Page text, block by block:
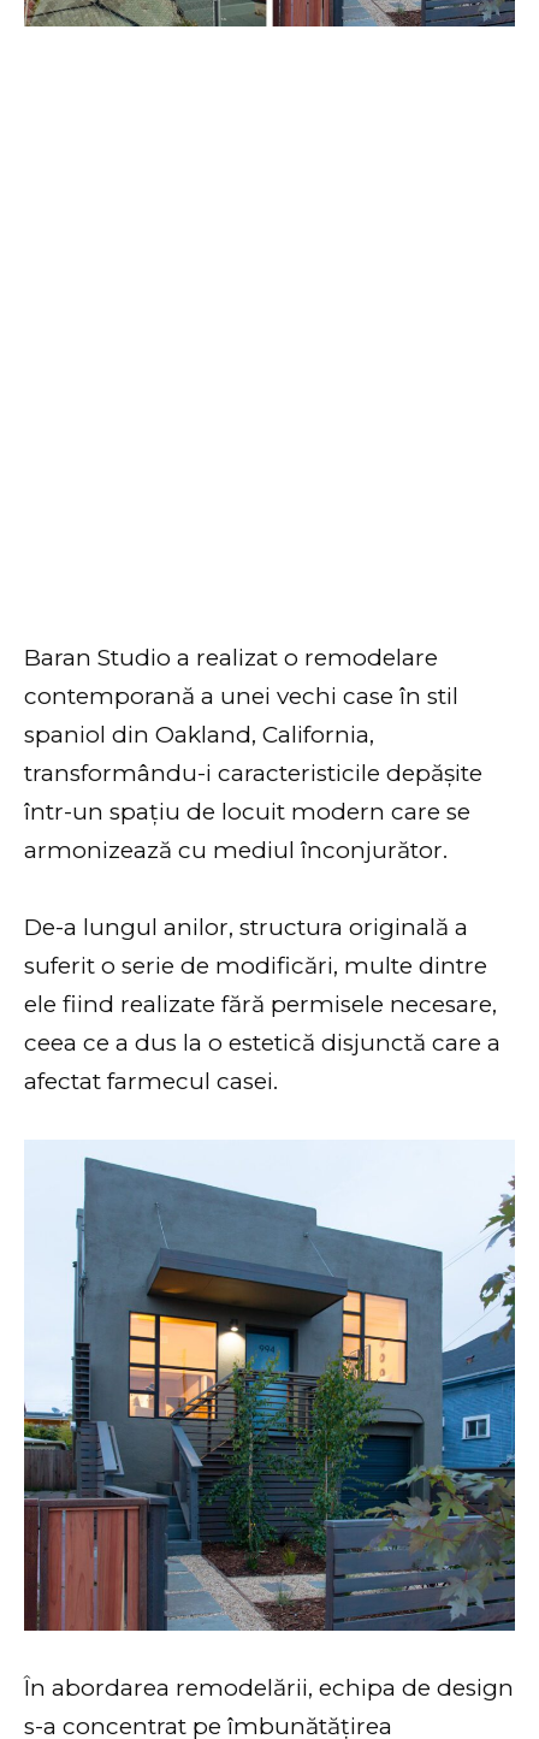
Baran Studio a realizat o remodelare
contemporană a unei vechi case în stil
spaniol din Oakland, California,
transformându-i caracteristicile depășite
într-un spațiu de locuit modern care se
armonizează cu mediul înconjurător.
De-a lungul anilor, structura originală a
suferit o serie de modificări, multe dintre
ele fiind realizate fără permisele necesare,
ceea ce a dus la o estetică disjunctă care a
afectat farmecul casei.
În abordarea remodelării, echipa de design
s-a concentrat pe îmbunătățirea